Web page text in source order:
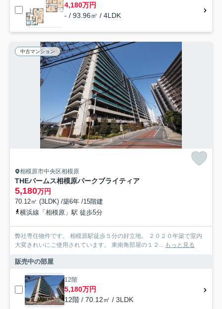
4,180万円
- / 93.96㎡ / 4LDK
中古マンション
相模原市中央区相模原
THEパームス相模原パークブライティア
5,180万円
70.12㎡ (3LDK) /築6年 /15階建
横浜線「相模原」駅 徒歩5分
弊社専任物件です。 相模原駅徒歩５分の好立地。 ２０２０年築で室内
大変きれいにご使用されています。 東南角部屋の１２...
もっと見る
販売中の部屋
12階
5,180万円
12階 / 70.12㎡ / 3LDK